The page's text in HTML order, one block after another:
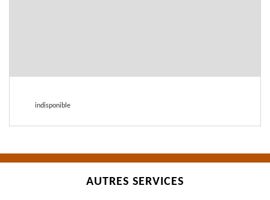
indisponible
AUTRES SERVICES